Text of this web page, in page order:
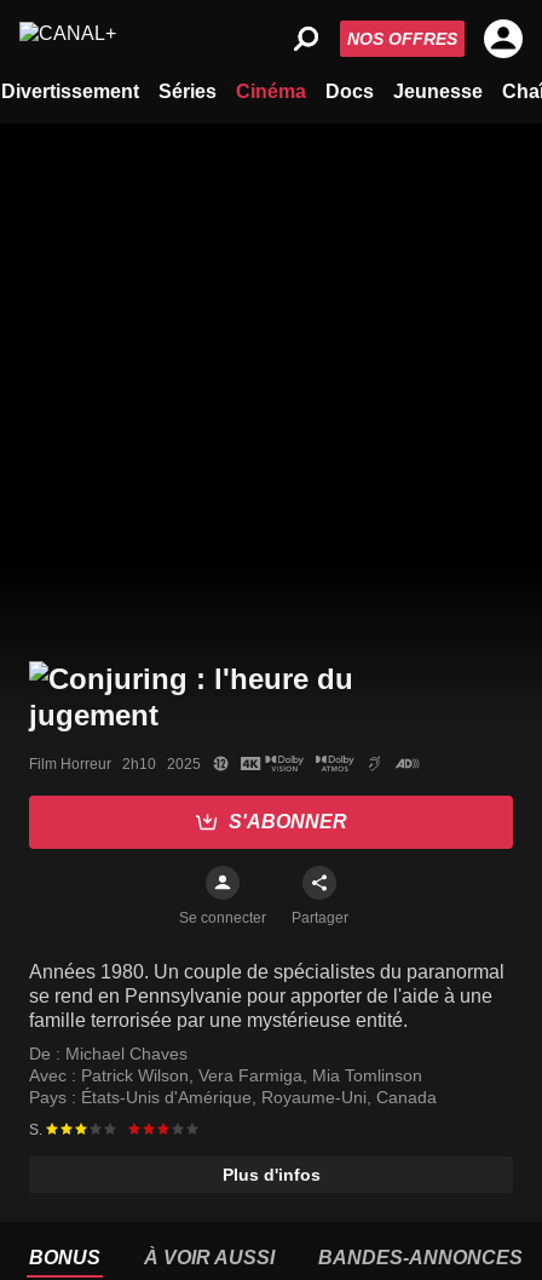
Divertissement Séries Cinéma Docs Jeunesse
NOS OFFRES
Film Horreur   2h10   2025
S'ABONNER
Se connecter Partager
Années 1980. Un couple de spécialistes du paranormal
se rend en Pennsylvanie pour apporter de l'aide à une
famille terrorisée par une mystérieuse entité.
De : Michael Chaves
Avec : Patrick Wilson, Vera Farmiga, Mia Tomlinson
Pays : États-Unis d'Amérique, Royaume-Uni, Canada
S.
Plus d'infos
BONUS À VOIR AUSSI BANDES-ANNONCES